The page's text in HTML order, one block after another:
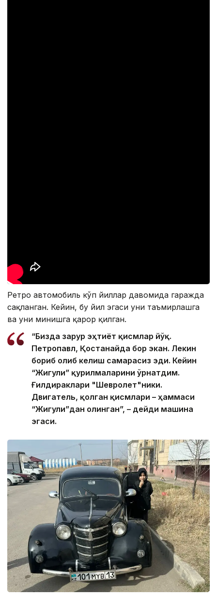
Ретро автомобиль кўп йиллар давомида гаражда
сақланган. Кейин, бу йил эгаси уни таъмирлашга
ва уни минишга қарор қилган.
“Бизда зарур эҳтиёт қисмлар йўқ.
Петропавл, Қостанайда бор экан. Лекин
бориб олиб келиш самарасиз эди. Кейин
“Жигули” қурилмаларини ўрнатдим.
Ғилдираклари "Шевролет"ники.
Двигатель, қолган қисмлари – ҳаммаси
“Жигули”дан олинган”, – дейди машина
эгаси.